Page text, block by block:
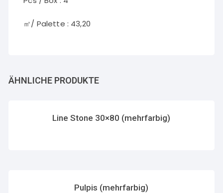
㎡/ Palette : 43,20
ÄHNLICHE PRODUKTE
Line Stone 30×80 (mehrfarbig)
Pulpis (mehrfarbig)